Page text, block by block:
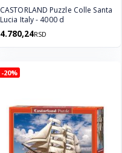
CASTORLAND Puzzle Colle Santa
Lucia Italy - 4000 d
4.780,24RSD
-20%